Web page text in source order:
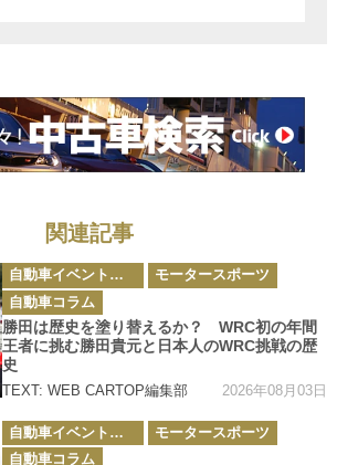
感動【みどり独
乙通信】
関連記事
カ
テ
ゴ
リ
ー
自動車イベント・カーイベント
モータースポーツ
自動車コラム
勝田は歴史を塗り替えるか？ WRC初の年間
王者に挑む勝田貴元と日本人のWRC挑戦の歴
史
TEXT: WEB CARTOP編集部 2026年08月03日
カ
テ
ゴ
自動車イベント・カーイベント
モータースポーツ
自動車コラム